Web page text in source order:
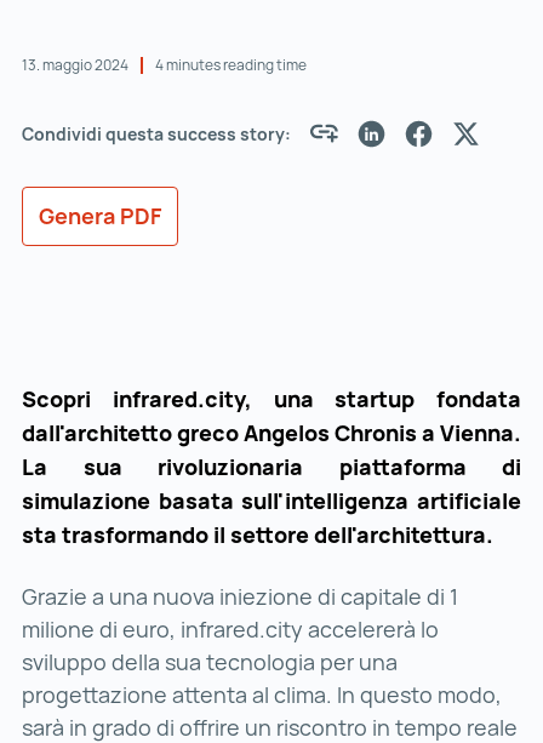
13. maggio 2024 4 minutes reading time
Condividi questa success story:
Genera PDF
Scopri infrared.city, una startup fondata
dall'architetto greco Angelos Chronis a Vienna.
La sua rivoluzionaria piattaforma di
simulazione basata sull'intelligenza artificiale
sta trasformando il settore dell'architettura.
Grazie a una nuova iniezione di capitale di 1
milione di euro, infrared.city accelererà lo
sviluppo della sua tecnologia per una
progettazione attenta al clima. In questo modo,
sarà in grado di offrire un riscontro in tempo reale